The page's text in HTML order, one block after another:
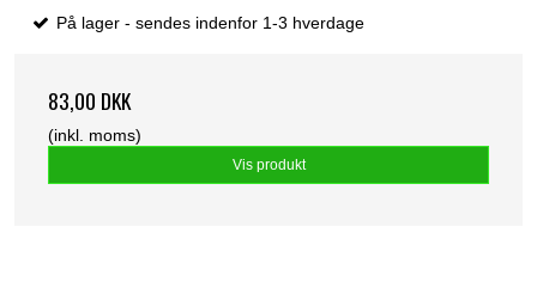
På lager - sendes indenfor 1-3 hverdage
83,00 DKK
(inkl. moms)
Vis produkt